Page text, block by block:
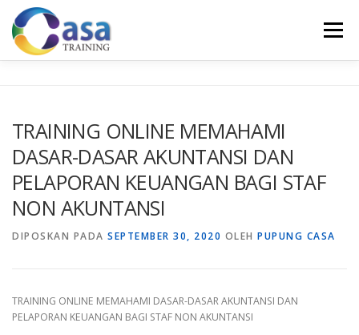
Lompat
konten
Menu
KONTAK KAMI SERTIFIKASI EVALUASI
TRAINING ONLINE MEMAHAMI
DASAR-DASAR AKUNTANSI DAN
PELAPORAN KEUANGAN BAGI STAF
NON AKUNTANSI
DIPOSKAN PADA SEPTEMBER 30, 2020 OLEH PUPUNG CASA
TRAINING ONLINE MEMAHAMI DASAR-DASAR AKUNTANSI DAN
PELAPORAN KEUANGAN BAGI STAF NON AKUNTANSI